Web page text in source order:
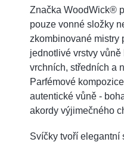
Značka WoodWick®
pouze vonné složky
zkombinované mistry
jednotlivé vrstvy
vrchních, středních a
Parfémové
autentické vůně -
akordy výjimečného
Svíčky tvoří elegantní